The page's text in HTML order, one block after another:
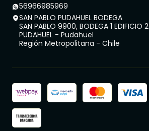
56966985969
SAN PABLO PUDAHUEL BODEGA
SAN PABLO 9900, BODEGA 1 EDIFICIO 2
PUDAHUEL - Pudahuel
Región Metropolitana - Chile